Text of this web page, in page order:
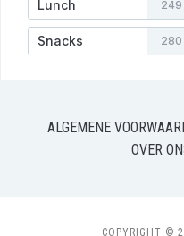
Lunch 249
Snacks 280
ALGEMENE
OVER
COPYRIGHT ©